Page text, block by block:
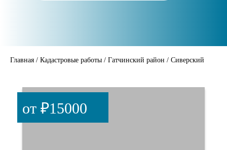
Главная / Кадастровые работы / Гатчинский район / Сиверский
от ₽15000